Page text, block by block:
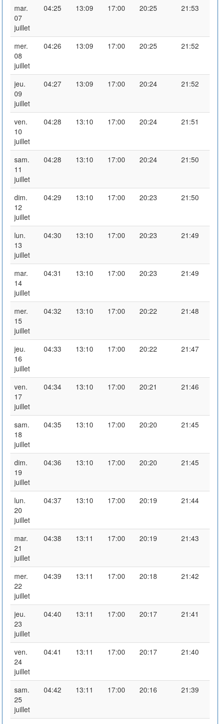
mar.
07
juillet
04:25 13:09 17:00 20:25 21:53
mer.
08
juillet
04:26 13:09 17:00 20:25 21:52
jeu.
09
juillet
04:27 13:09 17:00 20:24 21:52
ven.
10
juillet
04:28 13:10 17:00 20:24 21:51
sam.
11
juillet
04:28 13:10 17:00 20:24 21:50
dim.
12
juillet
04:29 13:10 17:00 20:23 21:50
lun.
13
juillet
04:30 13:10 17:00 20:23 21:49
mar.
14
juillet
04:31 13:10 17:00 20:23 21:49
mer.
15
juillet
04:32 13:10 17:00 20:22 21:48
jeu.
16
juillet
04:33 13:10 17:00 20:22 21:47
ven.
17
juillet
04:34 13:10 17:00 20:21 21:46
sam.
18
juillet
04:35 13:10 17:00 20:20 21:45
dim.
19
juillet
04:36 13:10 17:00 20:20 21:45
lun.
20
juillet
04:37 13:10 17:00 20:19 21:44
mar.
21
juillet
04:38 13:11 17:00 20:19 21:43
mer.
22
juillet
04:39 13:11 17:00 20:18 21:42
jeu.
23
juillet
04:40 13:11 17:00 20:17 21:41
ven.
24
juillet
04:41 13:11 17:00 20:17 21:40
sam.
25
juillet
04:42 13:11 17:00 20:16 21:39